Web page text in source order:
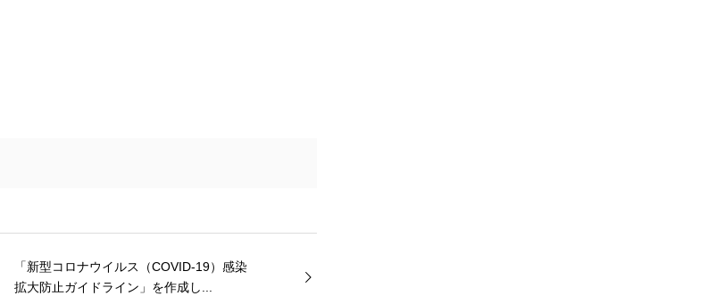
「新型コロナウイルス（COVID-19）感染
拡大防止ガイドライン」を作成し...